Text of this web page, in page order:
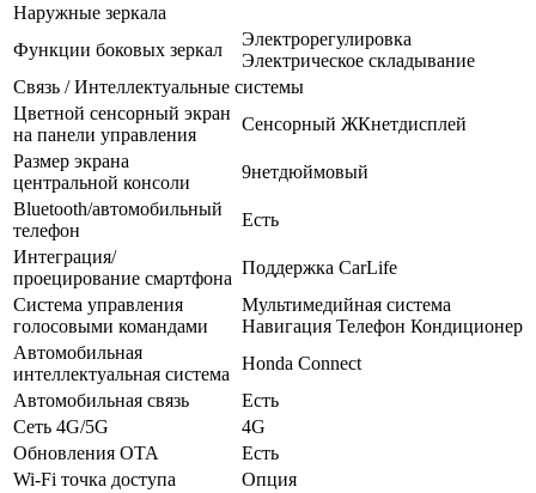
Наружные зеркала
Функции боковых зеркал
Электрорегулировка
Электрическое складывание
Связь / Интеллектуальные системы
Цветной сенсорный экран
на панели управления
Сенсорный ЖКнетдисплей
Размер экрана
центральной консоли
9нетдюймовый
Bluetooth/автомобильный
телефон
Есть
Интеграция/
проецирование смартфона
Поддержка CarLife
Система управления
голосовыми командами
Мультимедийная система
Навигация Телефон Кондиционер
Автомобильная
интеллектуальная система
Honda Connect
Автомобильная связь
Есть
Сеть 4G/5G
4G
Обновления OTA
Есть
Wi-Fi точка доступа
Опция